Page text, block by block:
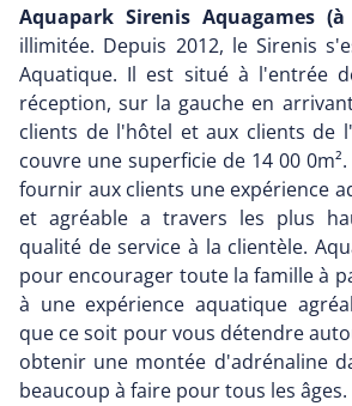
Aquapark Sirenis Aquagames
illimitée. Depuis 2012, le Sirenis
Aquatique. Il est situé à l'entrée
réception, sur la gauche en
clients de l'hôtel et aux clients de
couvre une superficie de 14 00
fournir aux clients une expérience
et agréable a travers les plus
qualité de service à la clientèle.
pour encourager toute la famille à
à une expérience aquatique
que ce soit pour vous détendre
obtenir une montée d'adrénaline
beaucoup à faire pour tous les âges.